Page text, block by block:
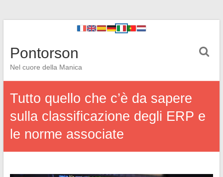
Pontorson
Nel cuore della Manica
Tutto quello che c’è da sapere
sulla classificazione degli ERP e
le norme associate